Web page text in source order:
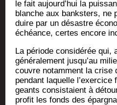
le fait aujourd’hui la
blanche aux banks­ters, ne
duire par un désastre
échéance, certes encore
La période consi­dé­rée qui,
géné­ra­le­ment jusqu’au
couvre notam­ment la crise
pen­dant laquelle
geants consis­taient à
pro­fit les fonds des